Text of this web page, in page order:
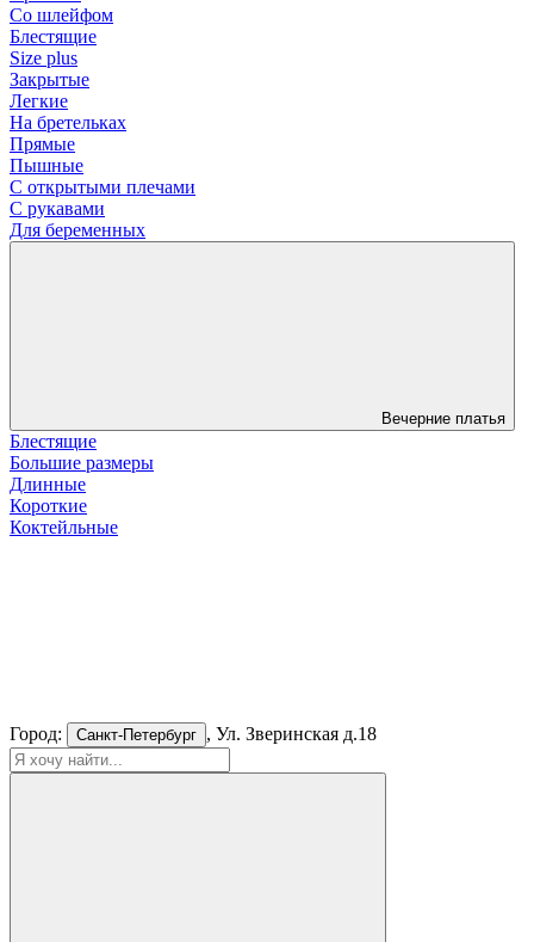
Со шлейфом
Блестящие
Size plus
Закрытые
Легкие
На бретельках
Прямые
Пышные
С открытыми плечами
С рукавами
Для беременных
Вечерние платья
Блестящие
Большие размеры
Длинные
Короткие
Коктейльные
Город: Санкт-Петербург , Ул. Зверинская д.18